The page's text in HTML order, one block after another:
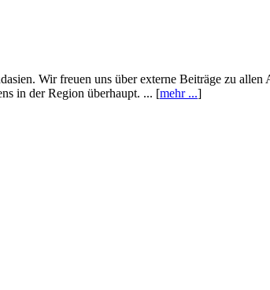
Wir freuen uns über externe Beiträge zu allen
in der Region überhaupt. ... [mehr ...]